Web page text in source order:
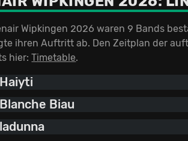
Wipkingen 2026 waren 9 Bands
ihren Auftritt ab. Den Zeitplan der
hier:Timetable.
Haiyti
Blanche Biau
ladunna